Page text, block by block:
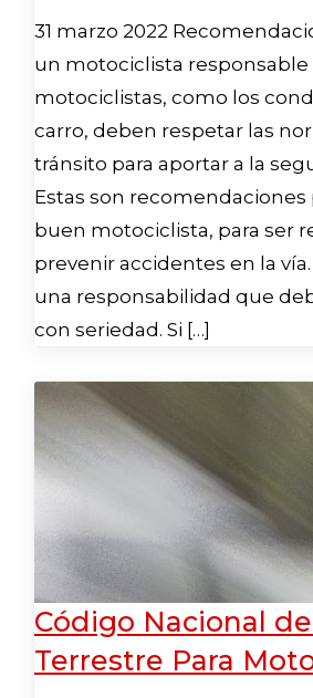
31 marzo 2022
un motociclista responsable
motociclistas, como los
carro, deben respetar las
tránsito para aportar a la
Estas son recomendaciones
buen motociclista, para ser
prevenir accidentes en la
una responsabilidad que
con seriedad. Si […]
Código Nacional
Terrestre Para